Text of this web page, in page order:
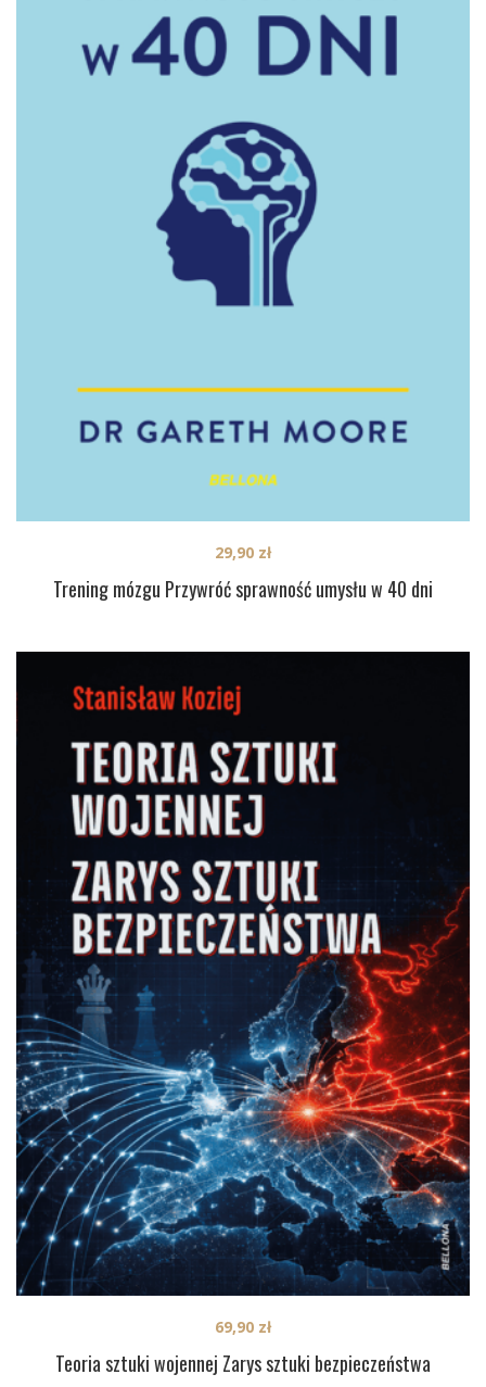
Trening mózgu Przywróć sprawność umysłu w 40 dni
29,90 zł
Teoria sztuki wojennej Zarys sztuki bezpieczeństwa
69,90 zł